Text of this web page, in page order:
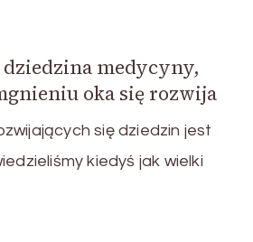
dziedzina medycyny,
oka się rozwija
się dziedzin jest
kiedyś jak wielki